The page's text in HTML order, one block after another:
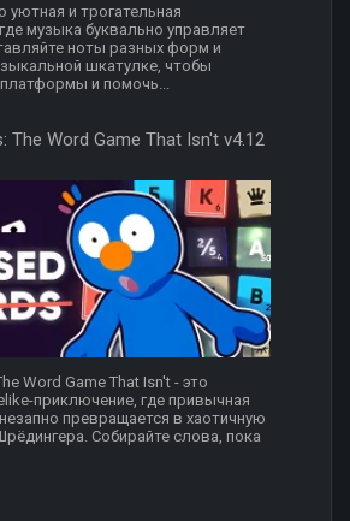
уютная и трогательная
музыка буквально управляет
ноты разных форм и
шкатулке, чтобы
и помочь...
The Word Game That Isn't v4.12
Word Game That Isn't - это
приключение, где привычная
превращается в хаотичную
Собирайте слова, пока